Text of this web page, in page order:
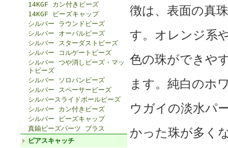
14KGF カン付きビーズ
14KGF ビーズキャップ
シルバー ラウンドビーズ
シルバー オーバルビーズ
シルバー スターダストビーズ
シルバー コルゲートビーズ
シルバー つや消しビーズ・マッ
トビーズ
シルバー ソロバンビーズ
シルバー スペーサービーズ
シルバースライドボールビーズ
シルバー カン付きビーズ
シルバー ビーズキャップ
真鍮ビーズパーツ ブラス
ピアスキャッチ
徴は、表面の真
す。オレンジ系
色の珠ができや
ます。純白のホ
ウガイの淡水パ
かった珠が多く